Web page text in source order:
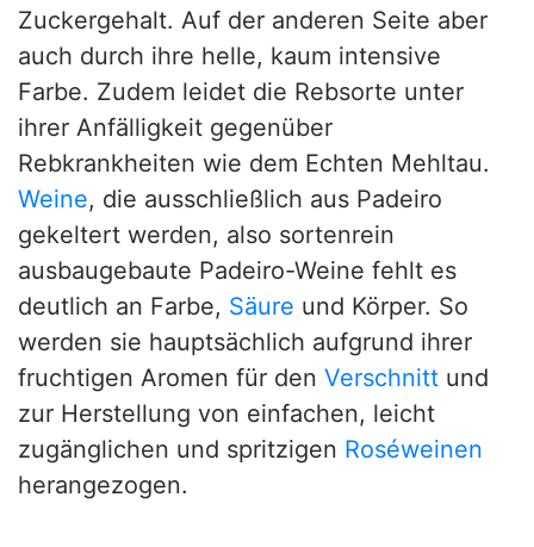
Zuckergehalt. Auf der anderen Seite aber
auch durch ihre helle, kaum intensive
Farbe. Zudem leidet die Rebsorte unter
ihrer Anfälligkeit gegenüber
Rebkrankheiten wie dem Echten Mehltau.
Weine, die ausschließlich aus Padeiro
gekeltert werden, also sortenrein
ausbaugebaute Padeiro-Weine fehlt es
deutlich an Farbe, Säure und Körper. So
werden sie hauptsächlich aufgrund ihrer
fruchtigen Aromen für den Verschnitt und
zur Herstellung von einfachen, leicht
zugänglichen und spritzigen Roséweinen
herangezogen.